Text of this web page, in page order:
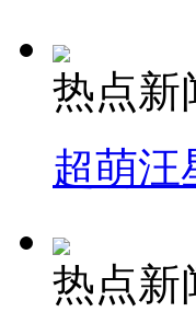
热点新
超萌汪
热点新